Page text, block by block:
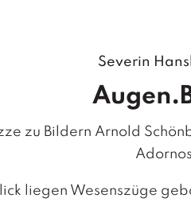
Severin
zu Bildern Arnold
Adornos
liegen Wesenszüge